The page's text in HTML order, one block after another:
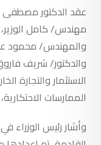
عقد الدكتور مصطفى
مهندس/ كامل الوزير،
والمهندس/ محمود
والدكتور/ شريف
الاستثمار والتجارة
الممارسات
وأشار رئيس الوزراء